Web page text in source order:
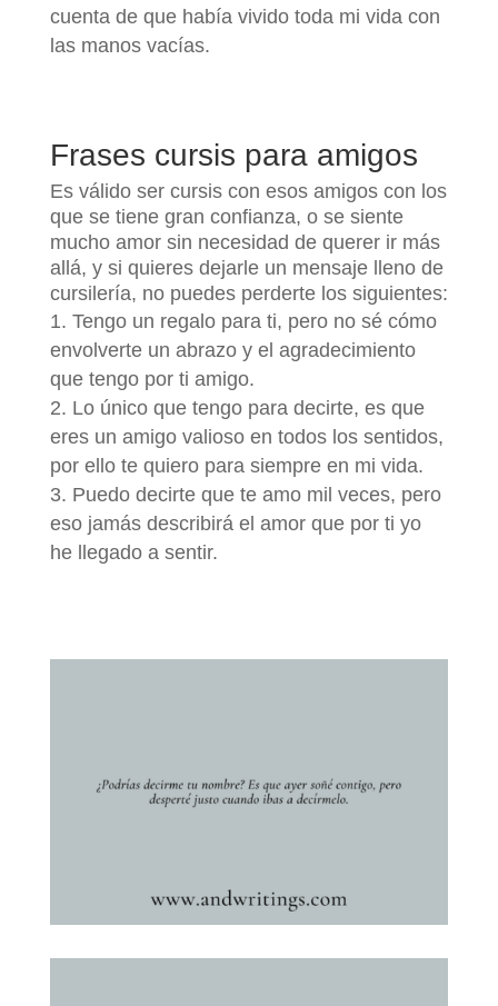
cuenta de que había vivido toda mi vida con
las manos vacías.
Frases cursis para amigos
Es válido ser cursis con esos amigos con los
que se tiene gran confianza, o se siente
mucho amor sin necesidad de querer ir más
allá, y si quieres dejarle un mensaje lleno de
cursilería, no puedes perderte los siguientes:
Tengo un regalo para ti, pero no sé cómo
envolverte un abrazo y el agradecimiento
que tengo por ti amigo.
Lo único que tengo para decirte, es que
eres un amigo valioso en todos los sentidos,
por ello te quiero para siempre en mi vida.
Puedo decirte que te amo mil veces, pero
eso jamás describirá el amor que por ti yo
he llegado a sentir.